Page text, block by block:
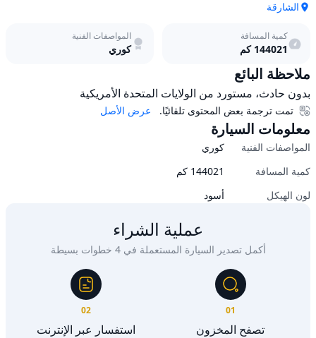
الشارقة
كمية المسافة
144021 كم
المواصفات الفنية
كوري
ملاحظة البائع
بدون حادث، مستورد من الولايات المتحدة الأمريكية
عرض الأصل تمت ترجمة بعض المحتوى تلقائيًا.
معلومات السيارة
المواصفات الفنية
كوري
كمية المسافة
144021 كم
لون الهيكل
أسود
عملية الشراء
أكمل تصدير السيارة المستعملة في 4 خطوات بسيطة
01
تصفح المخزون
02
استفسار عبر الإنترنت